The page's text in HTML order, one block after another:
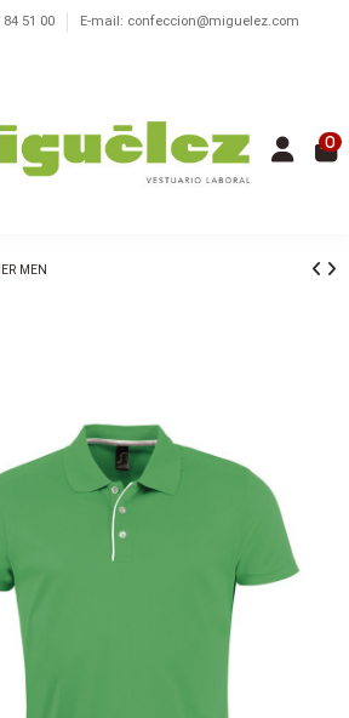
51 00
E-mail: confeccion@miguelez.com
0
MEN